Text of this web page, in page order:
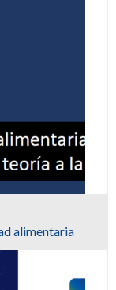
alimentaria